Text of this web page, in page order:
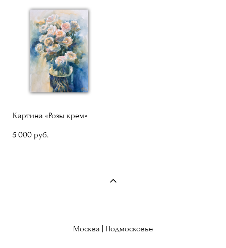
Картина «Розы крем»
5 000 pуб.
Москва | Подмосковье